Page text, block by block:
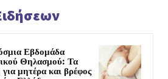
Εβδομάδα
Θηλασμού: Τα
μητέρα και βρέφος